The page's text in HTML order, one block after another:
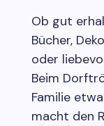
Ob gut
Bücher,
oder
Beim
Familie
macht den